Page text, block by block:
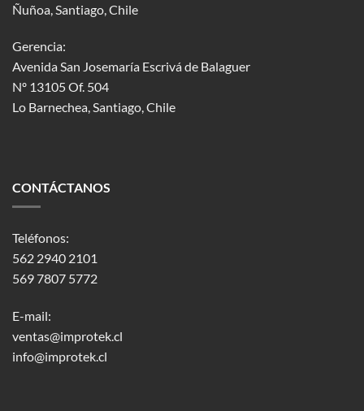
Ñuñoa, Santiago, Chile
Gerencia:
Avenida San Josemaría Escrivá de Balaguer
Nº 13105 Of. 504
Lo Barnechea, Santiago, Chile
CONTÁCTANOS
Teléfonos:
562 2940 2101
569 7807 5772
E-mail:
ventas@improtek.cl
info@improtek.cl